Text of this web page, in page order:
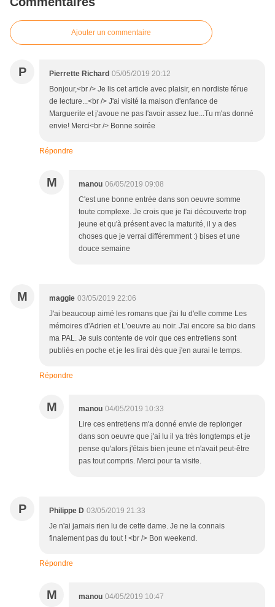
Ajouter un commentaire
P Pierrette Richard 05/05/2019 20:12
Bonjour,<br /> Je lis cet article avec plaisir, en nordiste férue
de lecture...<br /> J'ai visité la maison d'enfance de
Marguerite et j'avoue ne pas l'avoir assez lue...Tu m'as donné
envie! Merci<br /> Bonne soirée
Répondre
M manou 06/05/2019 09:08
C'est une bonne entrée dans son oeuvre somme
toute complexe. Je crois que je l'ai découverte trop
jeune et qu'à présent avec la maturité, il y a des
choses que je verrai différemment :) bises et une
douce semaine
M maggie 03/05/2019 22:06
J'ai beaucoup aimé les romans que j'ai lu d'elle comme Les
mémoires d'Adrien et L'oeuvre au noir. J'ai encore sa bio dans
ma PAL. Je suis contente de voir que ces entretiens sont
publiés en poche et je les lirai dès que j'en aurai le temps.
Répondre
M manou 04/05/2019 10:33
Lire ces entretiens m'a donné envie de replonger
dans son oeuvre que j'ai lu il ya très longtemps et je
pense qu'alors j'étais bien jeune et n'avait peut-être
pas tout compris. Merci pour ta visite.
P Philippe D 03/05/2019 21:33
Je n'ai jamais rien lu de cette dame. Je ne la connais
finalement pas du tout ! <br /> Bon weekend.
Répondre
M manou 04/05/2019 10:47